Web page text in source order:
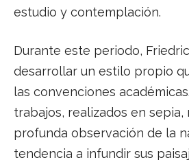
estudio y contemplación.
Durante este periodo,
desarrollar un estilo propio
las convenciones
trabajos, realizados en sepia,
profunda observación de la
tendencia a infundir sus